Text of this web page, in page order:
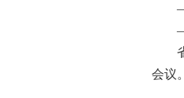
——
——
省
会议